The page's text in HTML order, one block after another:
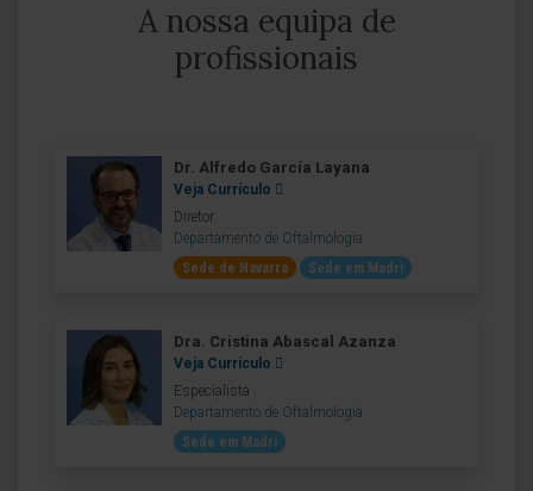
A nossa equipa de
profissionais
Dr. Alfredo García Layana
Veja Currículo
Diretor
Departamento de Oftalmologia
Sede de Navarra
Sede em Madri
Dra. Cristina Abascal Azanza
Veja Currículo
Especialista
Departamento de Oftalmologia
Sede em Madri